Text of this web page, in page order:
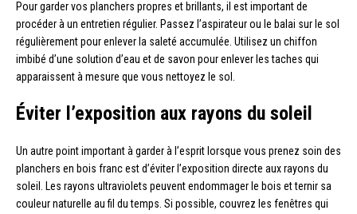
Pour garder vos planchers propres et brillants, il est important de
procéder à un entretien régulier. Passez l’aspirateur ou le balai sur le sol
régulièrement pour enlever la saleté accumulée. Utilisez un chiffon
imbibé d’une solution d’eau et de savon pour enlever les taches qui
apparaissent à mesure que vous nettoyez le sol.
Éviter l’exposition aux rayons du soleil
Un autre point important à garder à l’esprit lorsque vous prenez soin des
planchers en bois franc est d’éviter l’exposition directe aux rayons du
soleil. Les rayons ultraviolets peuvent endommager le bois et ternir sa
couleur naturelle au fil du temps. Si possible, couvrez les fenêtres qui